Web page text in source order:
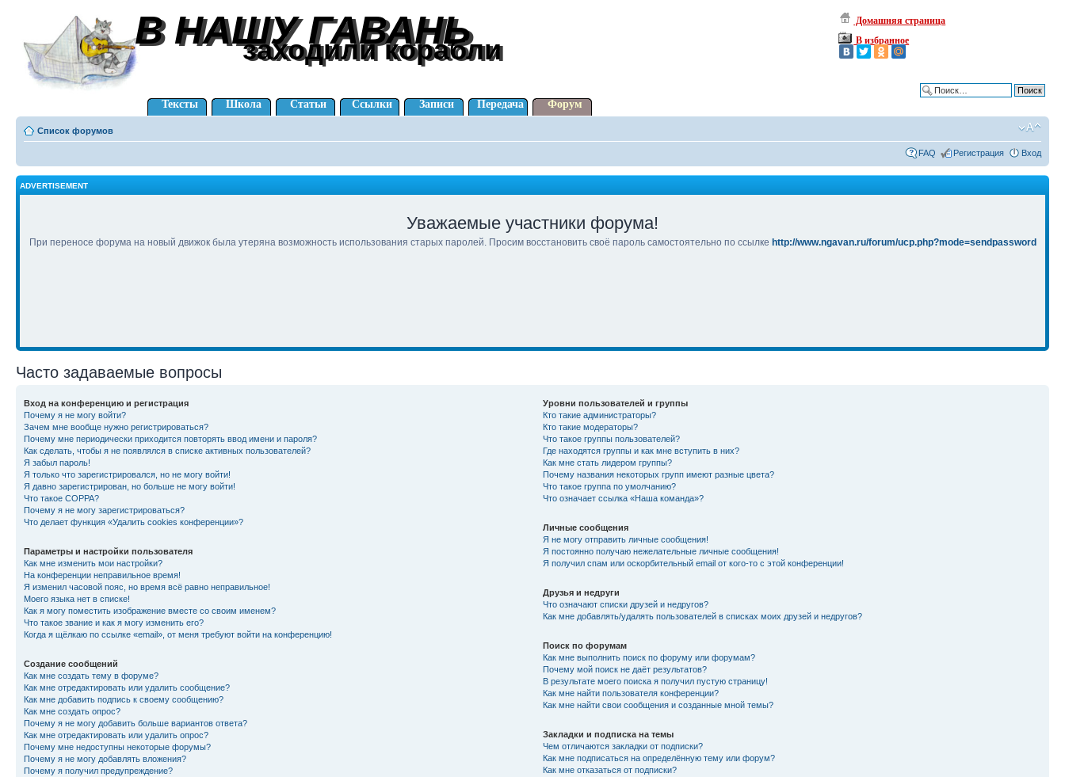
В НАШУ ГАВАНЬ
В НАШУ ГАВАНЬ
заходили корабли
заходили корабли
Домашняя страница
В избранное
Тексты Школа Статьи Ссылки Записи Передача Форум
Список форумов
FAQ Регистрация Вход
ADVERTISEMENT
Уважаемые участники форума!
При переносе форума на новый движок была утеряна возможность использования старых паролей. Просим восстановить своё пароль самостоятельно по ссылке http://www.ngavan.ru/forum/ucp.php?mode=sendpassword
Часто задаваемые вопросы
Вход на конференцию и регистрация
Почему я не могу войти?
Зачем мне вообще нужно регистрироваться?
Почему мне периодически приходится повторять ввод имени и пароля?
Как сделать, чтобы я не появлялся в списке активных пользователей?
Я забыл пароль!
Я только что зарегистрировался, но не могу войти!
Я давно зарегистрирован, но больше не могу войти!
Что такое COPPA?
Почему я не могу зарегистрироваться?
Что делает функция «Удалить cookies конференции»?
Параметры и настройки пользователя
Как мне изменить мои настройки?
На конференции неправильное время!
Я изменил часовой пояс, но время всё равно неправильное!
Моего языка нет в списке!
Как я могу поместить изображение вместе со своим именем?
Что такое звание и как я могу изменить его?
Когда я щёлкаю по ссылке «email», от меня требуют войти на конференцию!
Создание сообщений
Как мне создать тему в форуме?
Как мне отредактировать или удалить сообщение?
Как мне добавить подпись к своему сообщению?
Как мне создать опрос?
Почему я не могу добавить больше вариантов ответа?
Как мне отредактировать или удалить опрос?
Почему мне недоступны некоторые форумы?
Почему я не могу добавлять вложения?
Почему я получил предупреждение?
Уровни пользователей и группы
Кто такие администраторы?
Кто такие модераторы?
Что такое группы пользователей?
Где находятся группы и как мне вступить в них?
Как мне стать лидером группы?
Почему названия некоторых групп имеют разные цвета?
Что такое группа по умолчанию?
Что означает ссылка «Наша команда»?
Личные сообщения
Я не могу отправить личные сообщения!
Я постоянно получаю нежелательные личные сообщения!
Я получил спам или оскорбительный email от кого-то с этой конференции!
Друзья и недруги
Что означают списки друзей и недругов?
Как мне добавлять/удалять пользователей в списках моих друзей и недругов?
Поиск по форумам
Как мне выполнить поиск по форуму или форумам?
Почему мой поиск не даёт результатов?
В результате моего поиска я получил пустую страницу!
Как мне найти пользователя конференции?
Как мне найти свои сообщения и созданные мной темы?
Закладки и подписка на темы
Чем отличаются закладки от подписки?
Как мне подписаться на определённую тему или форум?
Как мне отказаться от подписки?